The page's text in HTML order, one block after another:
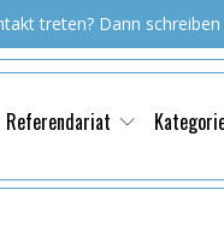
treten? Dann
Referendariat